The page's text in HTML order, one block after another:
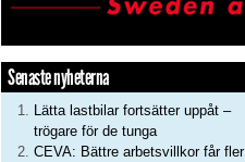
Senaste nyheterna
Lätta lastbilar fortsätter uppåt –
trögare för de tunga
CEVA: Bättre arbetsvillkor får fler